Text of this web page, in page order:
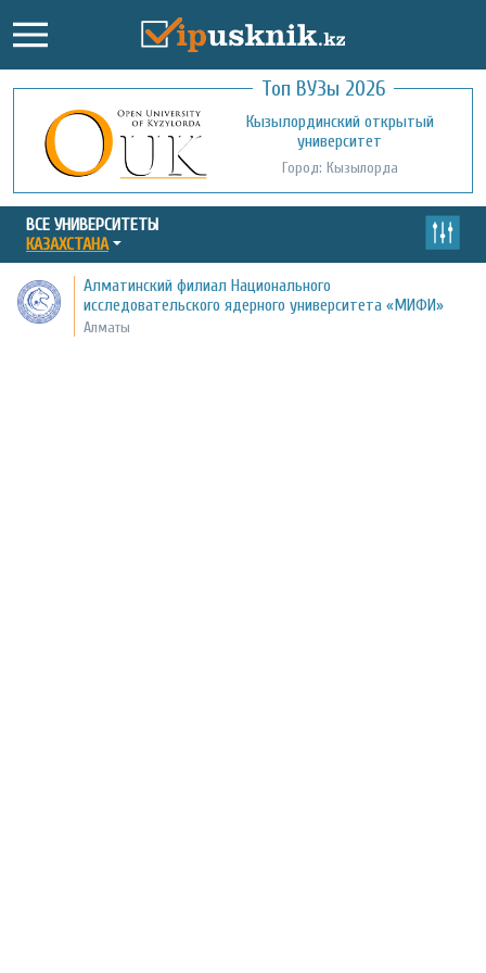
Топ ВУЗы 2026
Кызылординский открытый
университет
Город: Кызылорда
Международный казахско-турецкий
университет им. Х.А. Ясави
Город: Туркестан
ВСЕ УНИВЕРСИТЕТЫ
КАЗАХСТАНА
Алматинский филиал Национального
исследовательского ядерного университета «МИФИ»
Алматы